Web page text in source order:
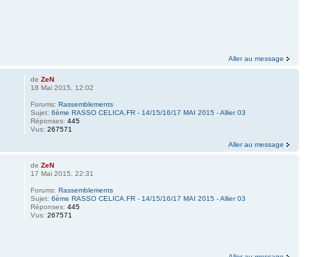
Aller au message
de ZeN
18 Mai 2015, 12:02
Forums: Rassemblements
Sujet: 6ème RASSO CELICA.FR - 14/15/16/17 MAI 2015 - Allier 03
Réponses: 445
Vus: 267571
Aller au message
de ZeN
17 Mai 2015, 22:31
Forums: Rassemblements
Sujet: 6ème RASSO CELICA.FR - 14/15/16/17 MAI 2015 - Allier 03
Réponses: 445
Vus: 267571